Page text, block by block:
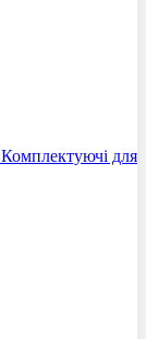
Комплектуючі для